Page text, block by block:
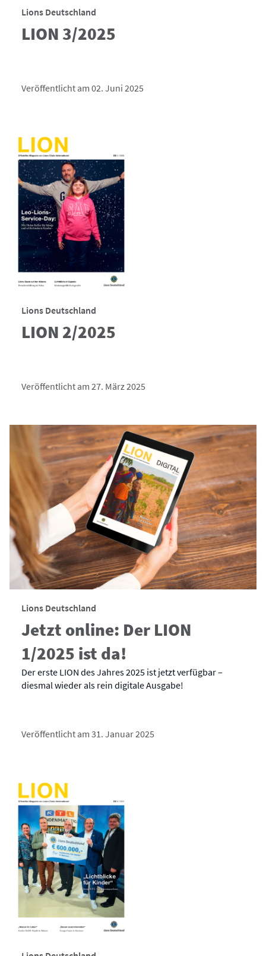
Lions Deutschland
LION 3/2025
Veröffentlicht am 02. Juni 2025
Lions Deutschland
LION 2/2025
Veröffentlicht am 27. März 2025
Lions Deutschland
Jetzt online: Der LION
1/2025 ist da!
Der erste LION des Jahres 2025 ist jetzt verfügbar –
diesmal wieder als rein digitale Ausgabe!
Veröffentlicht am 31. Januar 2025